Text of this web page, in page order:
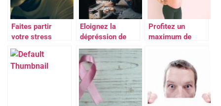
Faites partir
votre stress
Eloignez la
dépréssion de
votre vie
Profitez un
maximum de